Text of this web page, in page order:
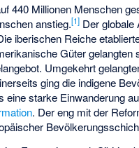
440 Millionen Menschen
anstieg.[1] Der
iberischen Reiche
Güter gelangten
Umgekehrt
ging die indigene
starke Einwanderung
. Der eng mit der